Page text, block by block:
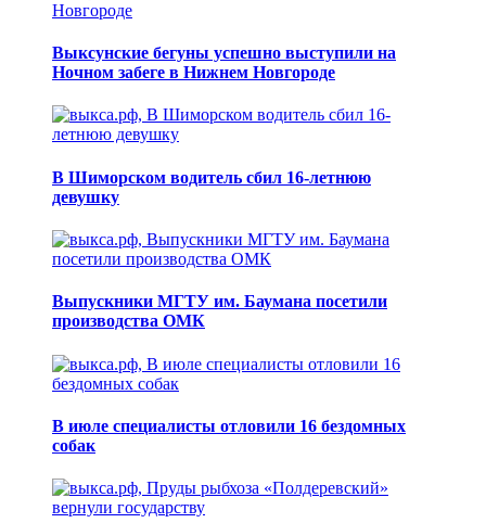
Выксунские бегуны успешно выступили на
Ночном забеге в Нижнем Новгороде
В Шиморском водитель сбил 16-летнюю
девушку
Выпускники МГТУ им. Баумана посетили
производства ОМК
В июле специалисты отловили 16 бездомных
собак